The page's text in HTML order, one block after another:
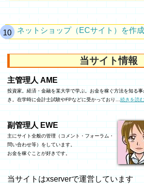
ネットショップ（ECサイト）を作
当サイト情報
主管理人 AME
投資家。経済・金融を某大学で学ぶ。お金を稼ぐ方法を知る事
き。在学時に会計士試験やFPなどに受かっており…続きを読む
副管理人 EWE
主にサイト全般の管理（コメント・フォーラム・
問い合わせ等）をしています。
お金を稼ぐことが好きです。
当サイトはxserverで運営しています